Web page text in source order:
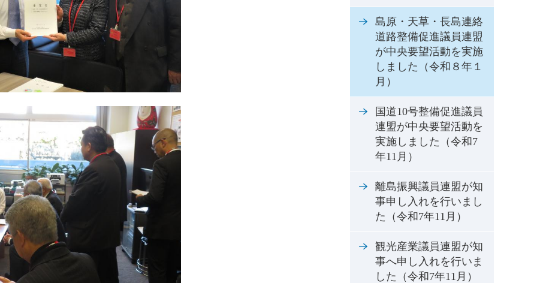
島原・天草・長島連絡
道路整備促進議員連盟
が中央要望活動を実施
しました（令和８年１
月）
国道10号整備促進議員
連盟が中央要望活動を
実施しました（令和7
年11月）
離島振興議員連盟が知
事申し入れを行いまし
た（令和7年11月）
観光産業議員連盟が知
事へ申し入れを行いま
した（令和7年11月）